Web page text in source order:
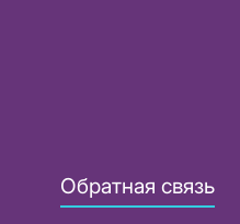
Обратная связь